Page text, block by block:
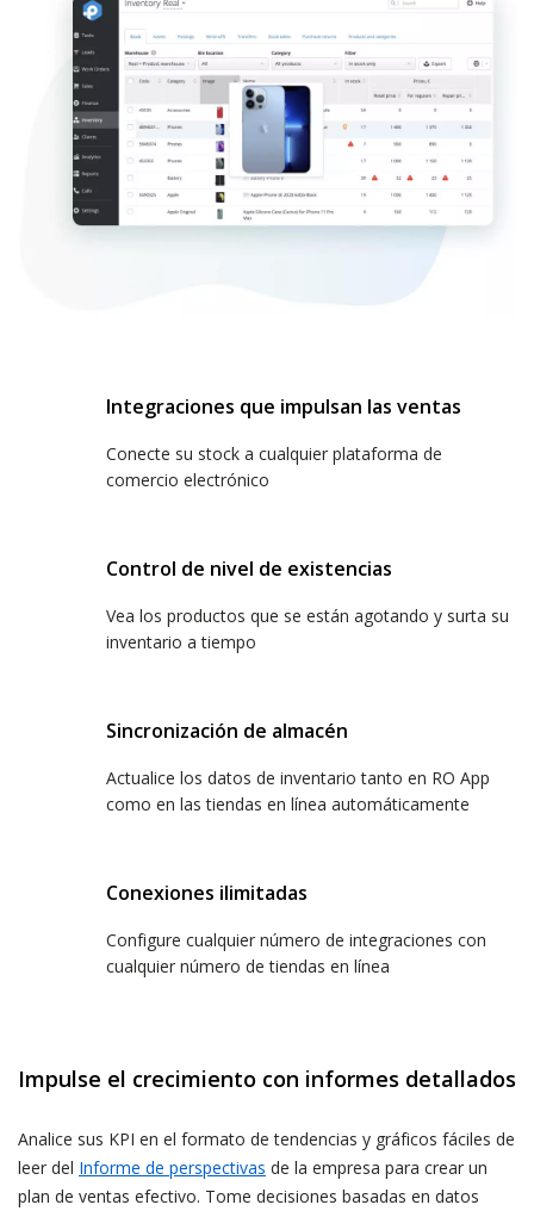
Integraciones que impulsan las ventas
Conecte su stock a cualquier plataforma de
comercio electrónico
Control de nivel de existencias
Vea los productos que se están agotando y surta su
inventario a tiempo
Sincronización de almacén
Actualice los datos de inventario tanto en RO App
como en las tiendas en línea automáticamente
Conexiones ilimitadas
Configure cualquier número de integraciones con
cualquier número de tiendas en línea
Impulse el crecimiento con informes detallados
Analice sus KPI en el formato de tendencias y gráficos fáciles de
leer del Informe de perspectivas de la empresa para crear un
plan de ventas efectivo. Tome decisiones basadas en datos